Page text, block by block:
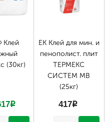
Клей
(30кг)
p
ЕК Клей для мин. и
пенополист. плит
ТЕРМЕКС
СИСТЕМ МВ
(25кг)
417p